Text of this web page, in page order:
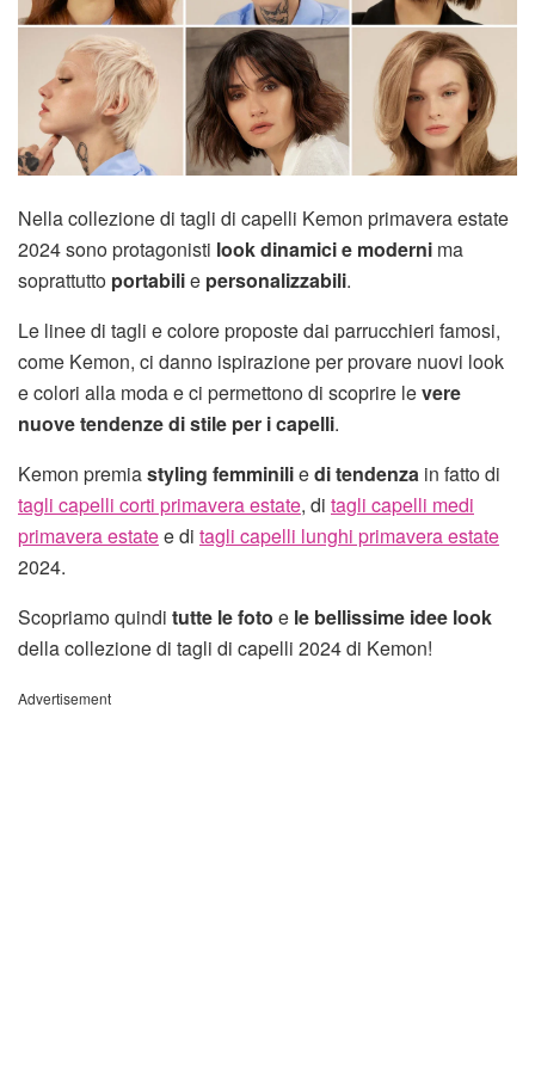
Nella collezione di tagli di capelli Kemon primavera estate
2024 sono protagonisti look dinamici e moderni ma
soprattutto portabilie personalizzabili.
Le linee di tagli e colore proposte dai parrucchieri famosi,
come Kemon, ci danno ispirazione per provare nuovi look
e colori alla moda e ci permettono di scoprire levere
nuove tendenze di stile per i capelli.
Kemon premiastyling femminiliedi tendenza in fatto di
tagli capelli corti primavera estate, di tagli capelli medi
primavera estatee di tagli capelli lunghi primavera estate
2024.
Scopriamo quindi tutte le foto e le bellissime idee look
della collezione di tagli di capelli 2024 di Kemon!
Advertisement